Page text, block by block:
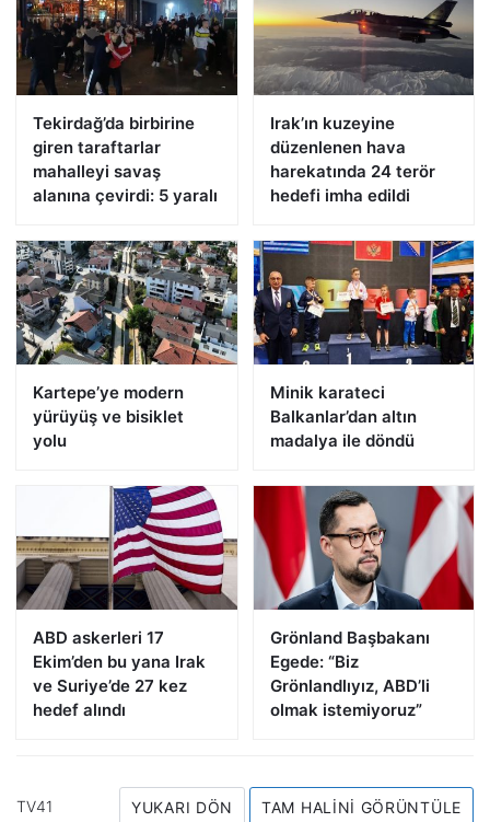
Tekirdağ’da birbirine
giren taraftarlar
mahalleyi savaş
alanına çevirdi: 5 yaralı
Irak’ın kuzeyine
düzenlenen hava
harekatında 24 terör
hedefi imha edildi
Kartepe’ye modern
yürüyüş ve bisiklet
yolu
Minik karateci
Balkanlar’dan altın
madalya ile döndü
ABD askerleri 17
Ekim’den bu yana Irak
ve Suriye’de 27 kez
hedef alındı
Grönland Başbakanı
Egede: “Biz
Grönlandlıyız, ABD’li
olmak istemiyoruz”
TV41 YUKARI DÖN TAM HALINI GÖRÜNTÜLE